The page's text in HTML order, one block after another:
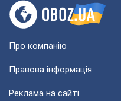
Про компанію
Правова інформація
Реклама на сайті